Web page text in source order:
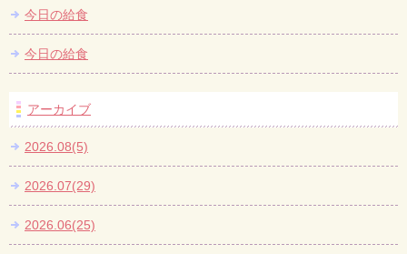
今日の給食
今日の給食
アーカイブ
2026.08(5)
2026.07(29)
2026.06(25)